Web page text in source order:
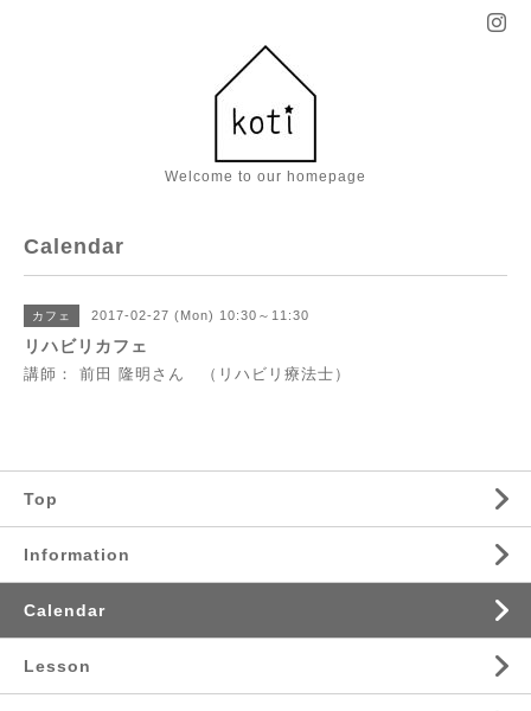
Welcome to our homepage
Calendar
カフェ 2017-02-27 (Mon) 10:30～11:30
リハビリカフェ
講師： 前田 隆明さん （リハビリ療法士）
Top
Information
Calendar
Lesson